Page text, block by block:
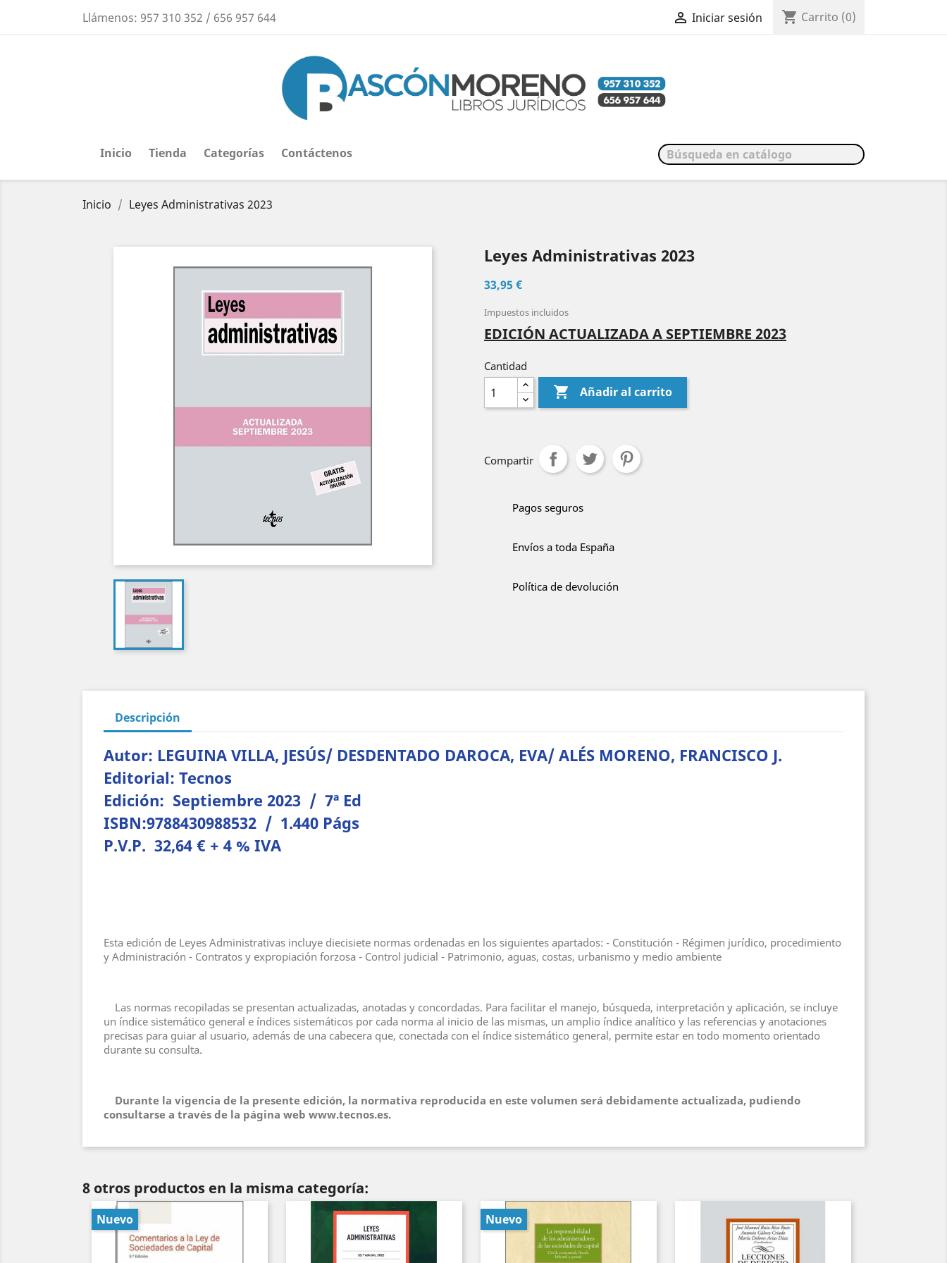
Llámenos: 957 310 352 / 656 957 644  Iniciar sesión shopping_cart Carrito (0)
Inicio Tienda Categorías Contáctenos
Inicio Leyes Administrativas 2023
Leyes Administrativas 2023
33,95 €
Impuestos incluidos
EDICIÓN ACTUALIZADA A SEPTIEMBRE 2023
Cantidad
 Añadir al carrito
Compartir
Pagos seguros
Envíos a toda España
Política de devolución
Descripción
Autor: LEGUINA VILLA, JESÚS/ DESDENTADO DAROCA, EVA/ ALÉS MORENO, FRANCISCO J.
Editorial: Tecnos
Edición: Septiembre 2023 / 7ª Ed
ISBN:9788430988532 / 1.440 Págs
P.V.P. 32,64 € + 4 % IVA
Esta edición de Leyes Administrativas incluye diecisiete normas ordenadas en los siguientes apartados: - Constitución - Régimen jurídico, procedimiento
y Administración - Contratos y expropiación forzosa - Control judicial - Patrimonio, aguas, costas, urbanismo y medio ambiente
Las normas recopiladas se presentan actualizadas, anotadas y concordadas. Para facilitar el manejo, búsqueda, interpretación y aplicación, se incluye
un índice sistemático general e índices sistemáticos por cada norma al inicio de las mismas, un amplio índice analítico y las referencias y anotaciones
precisas para guiar al usuario, además de una cabecera que, conectada con el índice sistemático general, permite estar en todo momento orientado
durante su consulta.
Durante la vigencia de la presente edición, la normativa reproducida en este volumen será debidamente actualizada, pudiendo
consultarse a través de la página web www.tecnos.es.
8 otros productos en la misma categoría:
Nuevo Nuevo